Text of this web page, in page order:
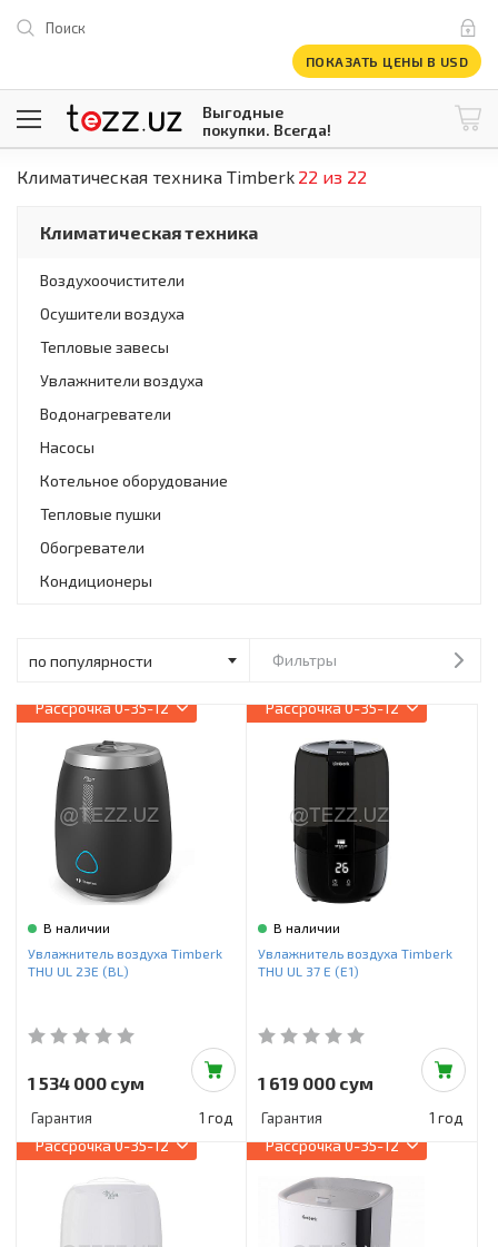
Поиск
ПОКАЗАТЬ ЦЕНЫ В USD
Выгодные
покупки. Всегда!
1 USD = 12 296.16 сум \ @tezzuz
Все категории
Компьютеры и оргтехника
Телевизоры
Климатическая техника
Встраиваемая техника
Инструменты и техника
Товары для дома
Климатическая техника
Встраиваемая техника
Крупнобытовая техника
Мелкая бытовая техника
Климатическая техника Timberk 22 из 22
Климатическая техника
Воздухоочистители
Осушители воздуха
Тепловые завесы
Увлажнители воздуха
Водонагреватели
Насосы
Котельное оборудование
Тепловые пушки
Обогреватели
Кондиционеры
Фильтры
Рассрочка0-35-12
В наличии
Увлажнитель воздуха Timberk
THU UL 23E (BL)
1 534 000 сум
Гарантия 1 год
Рассрочка0-35-12
В наличии
Увлажнитель воздуха Timberk
THU UL 37 E (E1)
1 619 000 сум
Гарантия 1 год
Рассрочка0-35-12 Рассрочка0-35-12